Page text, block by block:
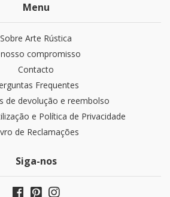
Menu
Sobre Arte Rústica
compromisso
Contacto
Frequentes
de devolução e reembolso
e Política de Privacidade
de Reclamações
Siga-nos